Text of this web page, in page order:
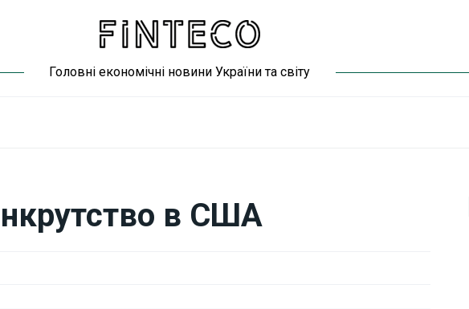
Головні економічні новини України та світу
в США